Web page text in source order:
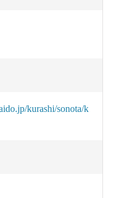
kurashi/sonota/k